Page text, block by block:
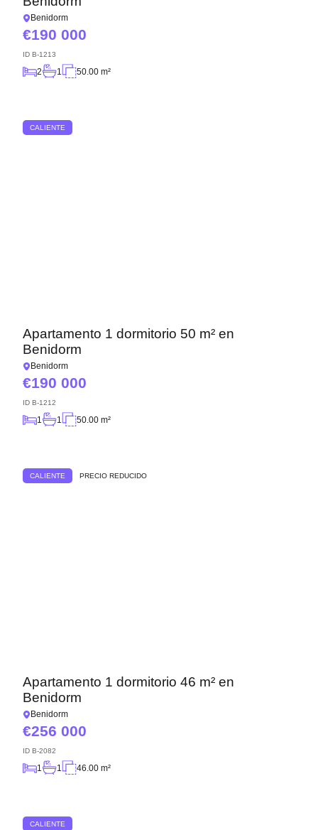
Benidorm
190 000
ID B-1213
2 1 50.00 m²
CALIENTE
Apartamento 1 dormitorio 50 m² en
Benidorm
Benidorm
190 000
ID B-1212
1 1 50.00 m²
CALIENTE PRECIO REDUCIDO
Apartamento 1 dormitorio 46 m² en
Benidorm
Benidorm
256 000
ID B-2082
1 1 46.00 m²
CALIENTE